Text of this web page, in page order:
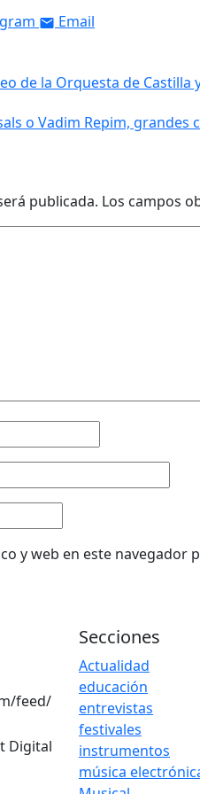
Email
de la Orquesta de Castilla
o Vadim Repim,
publicada. Los campos
y web en este navegador
feed/
Secciones
Actualidad
educación
entrevistas
festivales
instrumentos
música